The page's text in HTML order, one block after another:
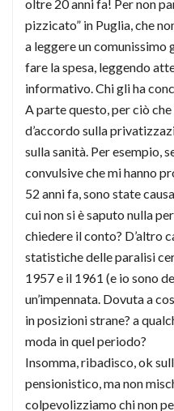
oltre 20 anni fa! Per non
pizzicato” in Puglia, che
a leggere un comunissimo
fare la spesa, leggendo
informativo. Chi gli ha
A parte questo, per ciò
d’accordo sulla
sulla sanità. Per esempio,
convulsive che mi hanno
52 anni fa, sono state
cui non si è saputo nulla
chiedere il conto? D’altro
statistiche delle paralisi
1957 e il 1961 (e io sono
un’impennata. Dovuta a
in posizioni strane? a
moda in quel periodo?
Insomma, ribadisco, ok
pensionistico, ma non
colpevolizziamo chi non